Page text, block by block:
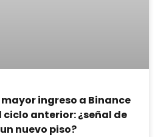
ingreso a Binance
ciclo anterior: ¿señal de
nuevo piso?